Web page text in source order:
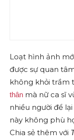
Loạt hình ảnh
được sự quan
không khỏi trầm
thân mà nữ ca sĩ
nhiều người để
này không phù
Chia sẻ thêm với